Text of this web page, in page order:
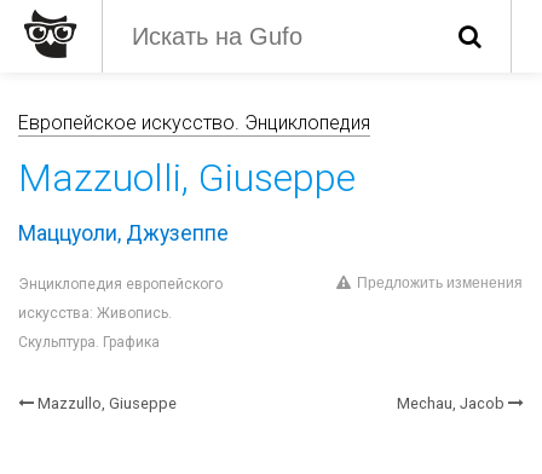
Европейское искусство. Энциклопедия
Mazzuolli, Giuseppe
Маццуоли, Джузеппе
Энциклопедия европейского
искусства: Живопись.
Скульптура. Графика
Предложить изменения
Mazzullo, Giuseppe Mechau, Jacob